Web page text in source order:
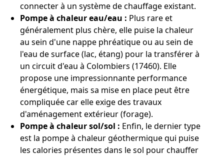
connecter à un système de chauffage existant.
Pompe à chaleur eau/eau : Plus rare et
généralement plus chère, elle puise la chaleur
au sein d'une nappe phréatique ou au sein de
l'eau de surface (lac, étang) pour la transférer à
un circuit d'eau à Colombiers (17460). Elle
propose une impressionnante performance
énergétique, mais sa mise en place peut être
compliquée car elle exige des travaux
d'aménagement extérieur (forage).
Pompe à chaleur sol/sol : Enfin, le dernier type
est la pompe à chaleur géothermique qui puise
les calories présentes dans le sol pour chauffer